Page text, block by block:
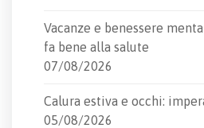
Vacanze e benessere
fa bene alla salute
07/08/2026
Calura estiva e occhi:
05/08/2026